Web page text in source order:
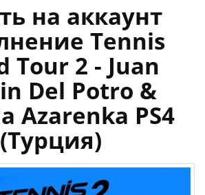
на аккаунт
Tennis
Tour 2 - Juan
Del Potro &
Azarenka PS4
(Турция)